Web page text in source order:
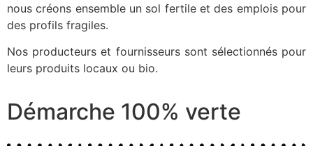
nous créons ensemble un sol fertile et des emplois pour
des profils fragiles.
Nos producteurs et fournisseurs sont sélectionnés pour
leurs produits locaux ou bio.
Démarche 100% verte